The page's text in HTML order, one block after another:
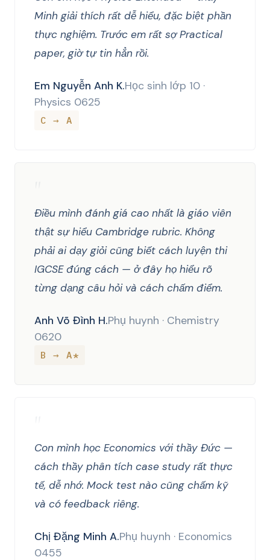
Minh giải thích rất dễ hiểu, đặc biệt phần
thực nghiệm. Trước em rất sợ Practical
paper, giờ tự tin hẳn rồi.
Em Nguyễn Anh K.Học sinh lớp 10 ·
Physics 0625
C → A
Điều mình đánh giá cao nhất là giáo viên
thật sự hiểu Cambridge rubric. Không
phải ai dạy giỏi cũng biết cách luyện thi
IGCSE đúng cách — ở đây họ hiểu rõ
từng dạng câu hỏi và cách chấm điểm.
Anh Võ Đình H.Phụ huynh · Chemistry
0620
B → A*
Con mình học Economics với thầy Đức —
cách thầy phân tích case study rất thực
tế, dễ nhớ. Mock test nào cũng chấm kỹ
và có feedback riêng.
Chị Đặng Minh A.Phụ huynh · Economics
0455